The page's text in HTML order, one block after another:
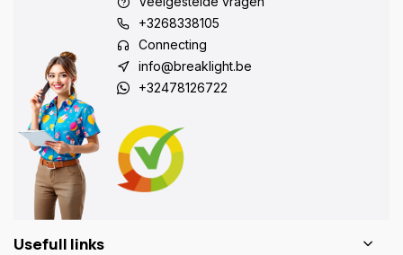
+3268338105
Connecting
info@breaklight.be
+32478126722
Usefull links